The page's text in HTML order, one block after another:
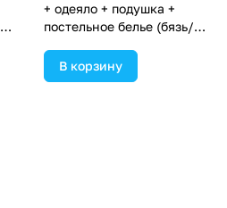
+ одеяло + подушка +
постельное белье (бязь/
(№П209_2а4бб_02) цвета в
ассортименте.
В корзину